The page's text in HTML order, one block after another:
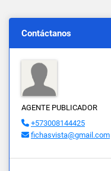
Contáctanos
AGENTE PUBLICADOR
+573008144425
fichasvista@gmail.com